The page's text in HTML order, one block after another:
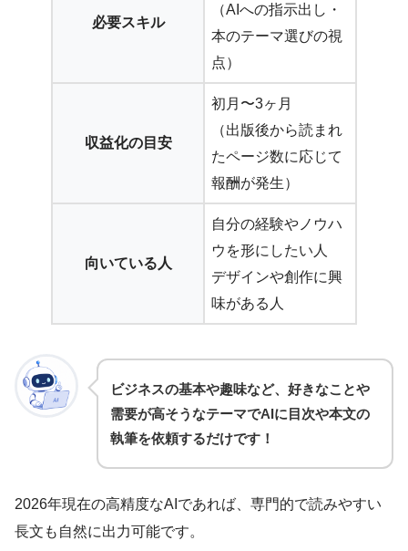
必要スキル
（AIへの指示出し・
本のテーマ選びの視
点）
収益化の目安
初月〜3ヶ月
（出版後から読まれ
たページ数に応じて
報酬が発生）
向いている人
自分の経験やノウハ
ウを形にしたい人
デザインや創作に興
味がある人
ビジネスの基本や趣味など、好きなことや
需要が高そうなテーマでAIに目次や本文の
執筆を依頼するだけです！
2026年現在の高精度なAIであれば、専門的で読みやすい
長文も自然に出力可能です。